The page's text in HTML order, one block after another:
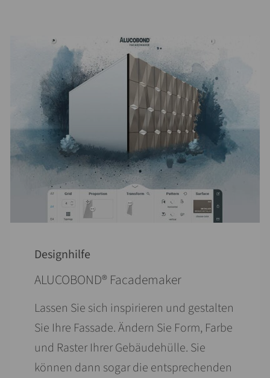
Designhilfe
ALUCOBOND® Facademaker
Lassen Sie sich inspirieren und gestalten
Sie Ihre Fassade. Ändern Sie Form, Farbe
und Raster Ihrer Gebäudehülle. Sie
können dann sogar die entsprechenden